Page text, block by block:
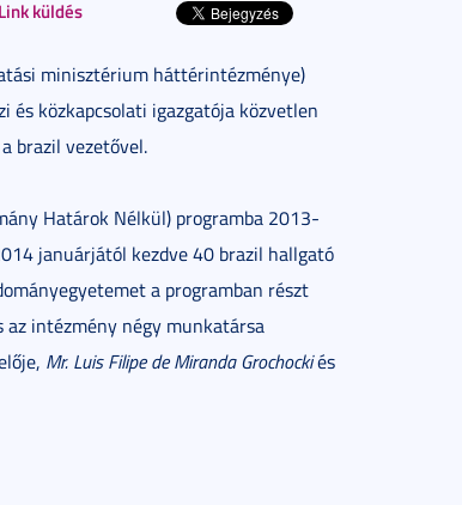
Link küldés
minisztérium háttérintézménye)
és közkapcsolati igazgatója közvetlen
brazil vezetővel.
Határok Nélkül) programba 2013-
januárjától kezdve 40 brazil hallgató
a programban részt
az intézmény négy munkatársa
Mr. Luis Filipe de Miranda Grochockiés